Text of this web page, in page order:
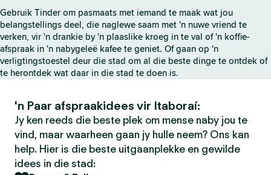
d
Gebruik Tinder om pasmaats met iemand te maak wat jou
belangstellings deel, die naglewe saam met 'n nuwe vriend te
verken, vir 'n drankie by 'n plaaslike kroeg in te val of 'n koffie-
afspraak in 'n nabygeleë kafee te geniet. Of gaan op 'n
verligtingstoestel deur die stad om al die beste dinge te ontdek of
te herontdek wat daar in die stad te doen is.
'n Paar afspraakidees vir Itaboraí:
Jy ken reeds die beste plek om mense naby jou te
vind, maar waarheen gaan jy hulle neem? Ons kan
help. Hier is die beste uitgaanplekke en gewilde
idees in die stad: